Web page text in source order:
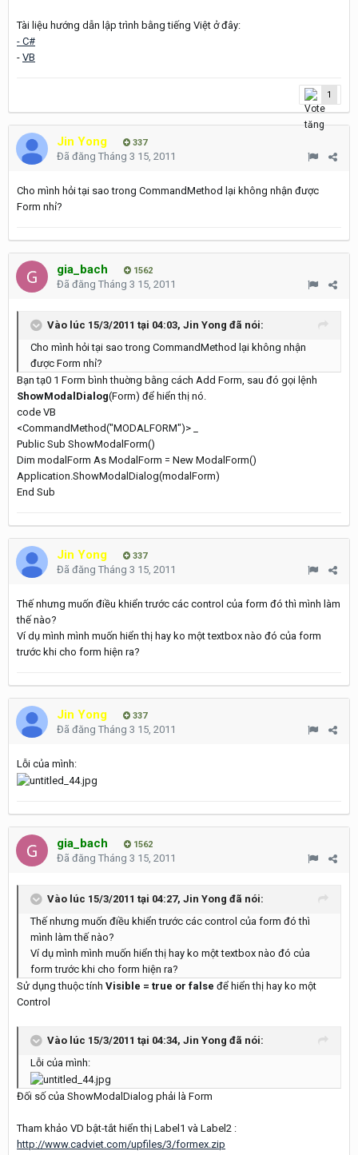
Tài liệu hướng dẫn lập trình bằng tiếng Việt ở đây:
- C#
- VB
1
Jin Yong 337
Đã đăng Tháng 3 15, 2011
Cho mình hỏi tại sao trong CommandMethod lại không nhận được
Form nhỉ?
gia_bach 1562
Đã đăng Tháng 3 15, 2011
Vào lúc 15/3/2011 tại 04:03, Jin Yong đã nói:
Cho mình hỏi tại sao trong CommandMethod lại không nhận
được Form nhỉ?
Bạn tạ0 1 Form bình thuờng bằng cách Add Form, sau đó gọi lệnh
ShowModalDialog(Form) để hiển thị nó.
code VB
<CommandMethod("MODALFORM")> _
Public Sub ShowModalForm()
Dim modalForm As ModalForm = New ModalForm()
Application.ShowModalDialog(modalForm)
End Sub
Jin Yong 337
Đã đăng Tháng 3 15, 2011
Thế nhưng muốn điều khiển trước các control của form đó thì mình làm
thế nào?
Ví dụ mình mình muốn hiển thị hay ko một textbox nào đó của form
trước khi cho form hiện ra?
Jin Yong 337
Đã đăng Tháng 3 15, 2011
Lỗi của mình:
gia_bach 1562
Đã đăng Tháng 3 15, 2011
Vào lúc 15/3/2011 tại 04:27, Jin Yong đã nói:
Thế nhưng muốn điều khiển trước các control của form đó thì
mình làm thế nào?
Ví dụ mình mình muốn hiển thị hay ko một textbox nào đó của
form trước khi cho form hiện ra?
Sử dụng thuộc tính Visible = true or false để hiển thị hay ko một
Control
Vào lúc 15/3/2011 tại 04:34, Jin Yong đã nói:
Lỗi của mình:
Đối số của ShowModalDialog phải là Form
Tham khảo VD bật-tắt hiển thị Label1 và Label2 :
http://www.cadviet.com/upfiles/3/formex.zip